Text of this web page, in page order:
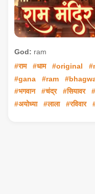
God: ram
#राम
#धाम #original
#gana
#ram
#भगवान
#चंद्र #सियावर
#अयोध्या
#लाला #रविवार